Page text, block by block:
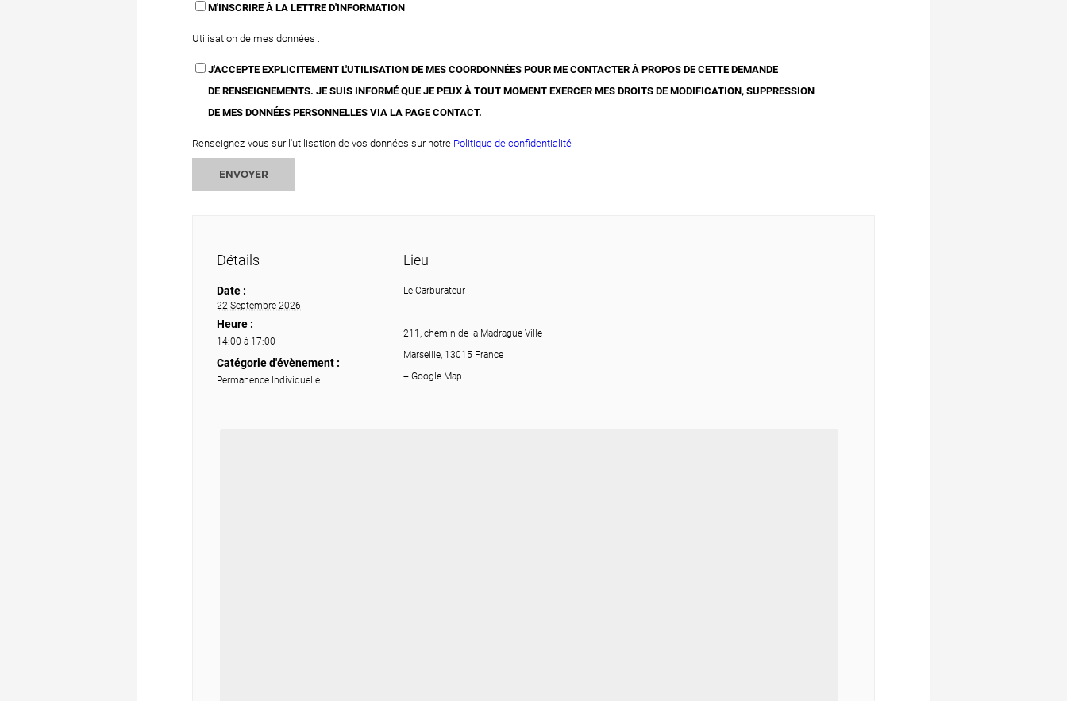
M'INSCRIRE À LA LETTRE D'INFORMATION
Utilisation de mes données :
J'ACCEPTE EXPLICITEMENT L'UTILISATION DE MES COORDONNÉES POUR ME CONTACTER À PROPOS DE CETTE DEMANDE
DE RENSEIGNEMENTS. JE SUIS INFORMÉ QUE JE PEUX À TOUT MOMENT EXERCER MES DROITS DE MODIFICATION, SUPPRESSION
DE MES DONNÉES PERSONNELLES VIA LA PAGE CONTACT.
Renseignez-vous sur l'utilisation de vos données sur notre Politique de confidentialité
ENVOYER
Détails
Date :
22 Septembre 2026
Heure :
14:00 à 17:00
Catégorie d'évènement :
Permanence Individuelle
Lieu
Le Carburateur
211, chemin de la Madrague Ville
Marseille, 13015 France
+ Google Map